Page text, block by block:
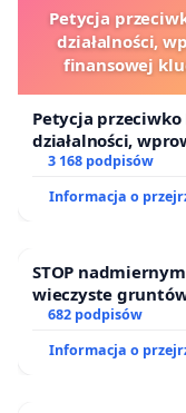
Petycja
działalności,
finansowej
Petycja przeciwko
działalności,
finansowej
3 168 podpisów
Informacja o
STOP
wieczyste
ogrody działkowe.
682 podpisów
Informacja o